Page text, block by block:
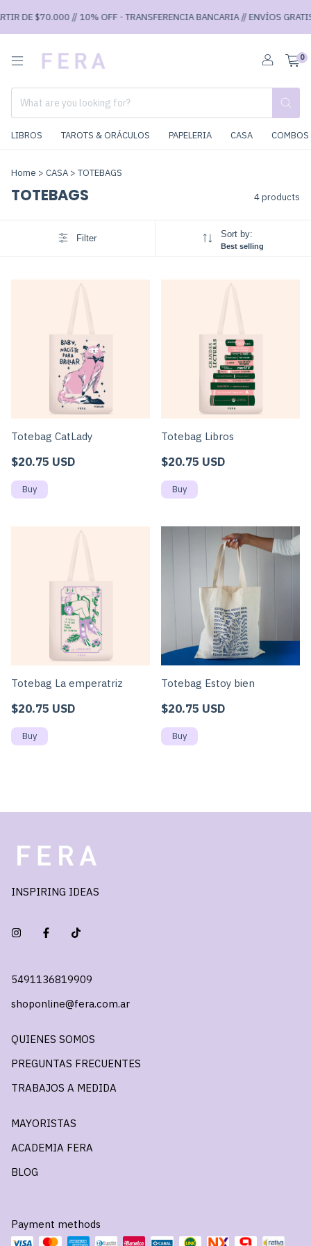
DE $70.000 // 10% OFF - TRANSFERENCIA BANCARIA // ENVÍOS
0
LIBROS TAROTS & ORÁCULOS PAPELERIA CASA
Home > CASA > TOTEBAGS
TOTEBAGS 4 products
Filter Sort by:
Best selling
Totebag CatLady
$20.75 USD
Totebag Libros
$20.75 USD
Totebag La emperatriz
$20.75 USD
Totebag Estoy bien
$20.75 USD
INSPIRING IDEAS
5491136819909
shoponline@fera.com.ar
QUIENES SOMOS
PREGUNTAS FRECUENTES
TRABAJOS A MEDIDA
MAYORISTAS
ACADEMIA FERA
BLOG
Payment methods